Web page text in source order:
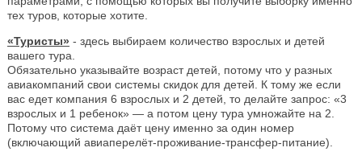
тех туров, которые хотите.
«Туристы» - здесь выбираем количество взрослых и детей
вашего тура.
Обязательно указывайте возраст детей, потому что у разных
авиакомпаний свои системы скидок для детей. К тому же если
вас едет компания 6 взрослых и 2 детей, то делайте запрос: «3
взрослых и 1 ребенок» — а потом цену тура умножайте на 2.
Потому что система даёт цену именно за один номер
(включающий авиаперелёт-проживание-трансфер-питание).